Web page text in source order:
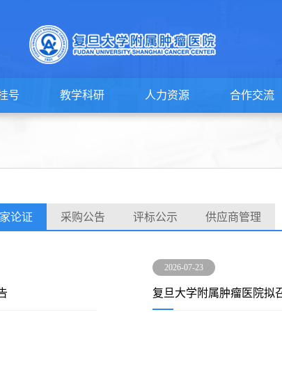
号 教学科研 人力资源 合作交流
论证 采购公告 评标公示 供应商管理
2026-07-23
复旦大学附属肿瘤医院拟